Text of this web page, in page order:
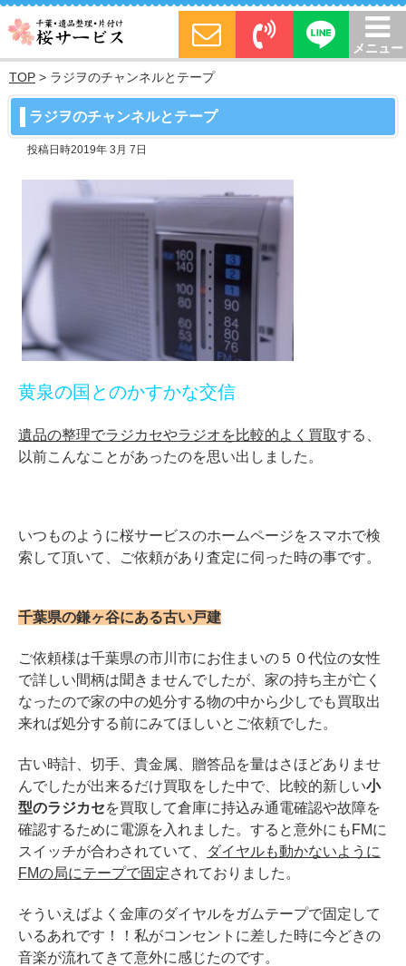
メニュー
TOP > ラジヲのチャンネルとテープ
ラジヲのチャンネルとテープ
投稿日時2019年 3月 7日
黄泉の国とのかすかな交信
遺品の整理でラジカセやラジオを比較的よく買取する、
以前こんなことがあったのを思い出しました。
いつものように桜サービスのホームページをスマホで検
索して頂いて、ご依頼があり査定に伺った時の事です。
千葉県の鎌ヶ谷にある古い戸建
ご依頼様は千葉県の市川市にお住まいの５０代位の女性
で詳しい間柄は聞きませんでしたが、 家の持ち主が亡く
なったので家の中の処分する物の中から少しでも買取出
来れば処分する前にみてほしいとご依頼でした。
古い時計、切手、貴金属、贈答品を量はさほどありませ
んでしたが出来るだけ買取をした中で、比較的新しい小
型のラジカセを買取して倉庫に持込み通電確認や故障を
確認するために電源を入れました。すると意外にもFMに
スイッチが合わされていて、
ダイヤルも動かないように
FMの局にテープで固定されておりました。
そういえばよく金庫のダイヤルをガムテープで固定して
いるあれです！！私がコンセントに差した時に今どきの
音楽が流れてきて意外に感じたのです。